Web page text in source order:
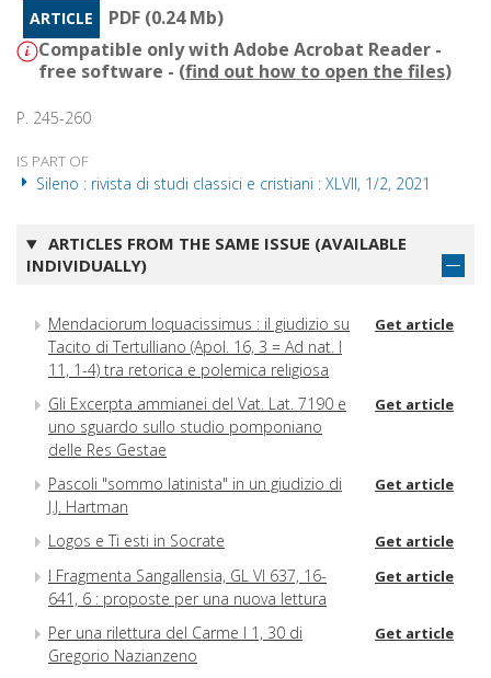
ARTICLE
PDF (0.24 Mb)
Compatible only with Adobe Acrobat Reader -
free software - (find out how to open the files)
P. 245-260
IS PART OF
Sileno : rivista di studi classici e cristiani : XLVII, 1/2, 2021
ARTICLES FROM THE SAME ISSUE (AVAILABLE
INDIVIDUALLY)
Mendaciorum loquacissimus : il giudizio su
Tacito di Tertulliano (Apol. 16, 3 = Ad nat. I
11, 1-4) tra retorica e polemica religiosa
Get article
Gli Excerpta ammianei del Vat. Lat. 7190 e
uno sguardo sullo studio pomponiano
delle Res Gestae
Get article
Pascoli "sommo latinista" in un giudizio di
J.J. Hartman
Get article
Logos e Ti esti in Socrate Get article
I Fragmenta Sangallensia, GL VI 637, 16-
641, 6 : proposte per una nuova lettura
Get article
Per una rilettura del Carme I 1, 30 di
Gregorio Nazianzeno
Get article